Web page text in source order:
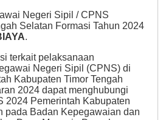
Negeri Sipil / CPNS
Selatan Formasi Tahun 2024
.
terkait pelaksanaan
Negeri Sipil (CPNS) di
Kabupaten Timor Tengah
2024 dapat menghubungi
2024 Pemerintah Kabupaten
pada Badan Kepegawaian dan